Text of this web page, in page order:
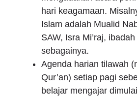
hari keagamaan.
Islam adalah Mualid
SAW, Isra Mi’raj,
sebagainya.
Agenda harian tilawah
Qur’an) setiap pagi
belajar mengajar